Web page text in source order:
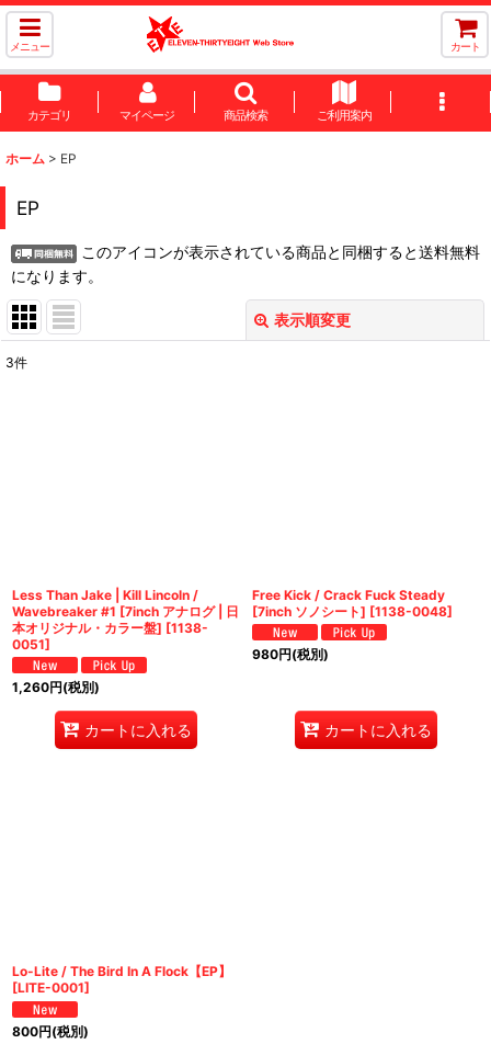
メニュー カート
カテゴリ マイページ 商品検索 ご利用案内
ホーム > EP
EP
このアイコンが表示されている商品と同梱すると送料無料
になります。
表示順変更
3件
Less Than Jake | Kill Lincoln /
Wavebreaker #1 [7inch アナログ | 日
本オリジナル・カラー盤] [1138-
0051]
1,260円(税別)
カートに入れる
Free Kick / Crack Fuck Steady
[7inch ソノシート] [1138-0048]
980円(税別)
カートに入れる
Lo-Lite / The Bird In A Flock【EP】
[LITE-0001]
800円(税別)